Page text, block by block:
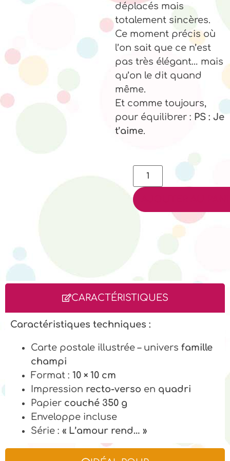
déplacés mais
totalement sincères.
Ce moment précis où
l’on sait que ce n’est
pas très élégant… mais
qu’on le dit quand
même.
Et comme toujours,
pour équilibrer : PS : Je
t’aime.
CARACTÉRISTIQUES
Caractéristiques techniques :
Carte postale illustrée – univers famille
champi
Format : 10 × 10 cm
Impression recto-verso en quadri
Papier couché 350 g
Enveloppe incluse
Série : « L’amour rend… »